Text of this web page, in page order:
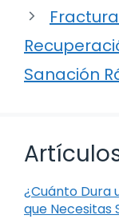
Sanación
¿Cuánto Dura
que Necesitas